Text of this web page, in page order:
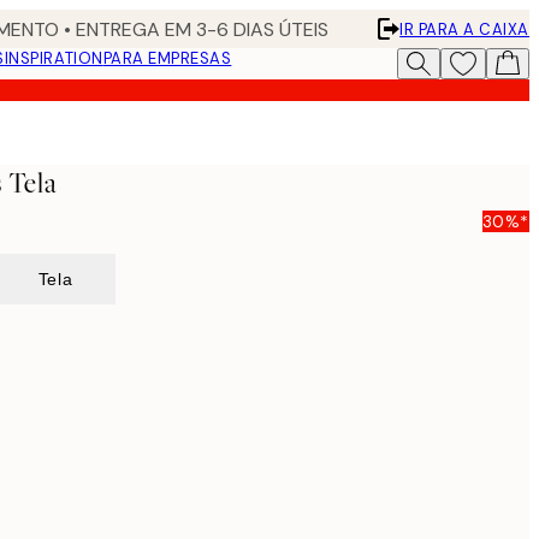
• ENTREGA EM 3-6 DIAS ÚTEIS
IR PARA A CAIXA
INSPIRATIONPARA EMPRESAS
30%*
Tela